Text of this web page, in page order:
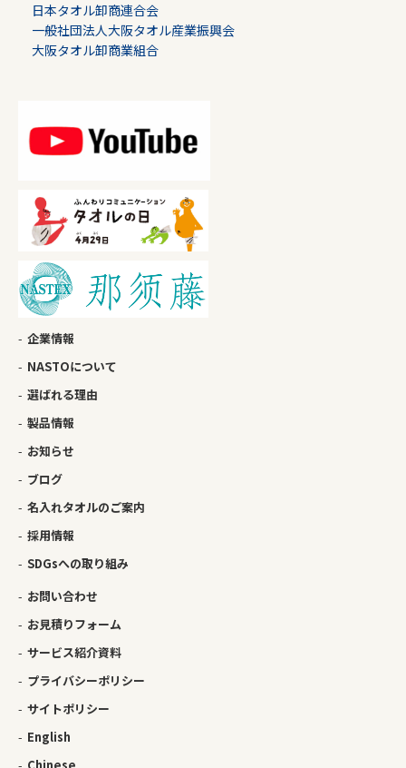
日本タオル卸商連合会
一般社団法人大阪タオル産業振興会
大阪タオル卸商業組合
企業情報
NASTOについて
選ばれる理由
製品情報
お知らせ
ブログ
名入れタオルのご案内
採用情報
SDGsへの取り組み
お問い合わせ
お見積りフォーム
サービス紹介資料
プライバシーポリシー
サイトポリシー
English